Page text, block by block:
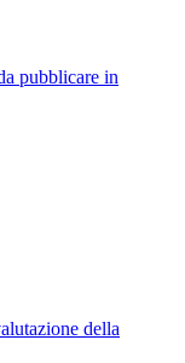
pubblicare in
della